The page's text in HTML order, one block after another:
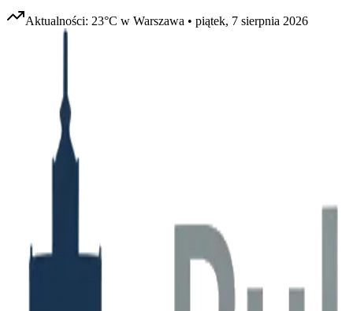
Aktualności: 23°C w Warszawa • piątek, 7 sierpnia 2026